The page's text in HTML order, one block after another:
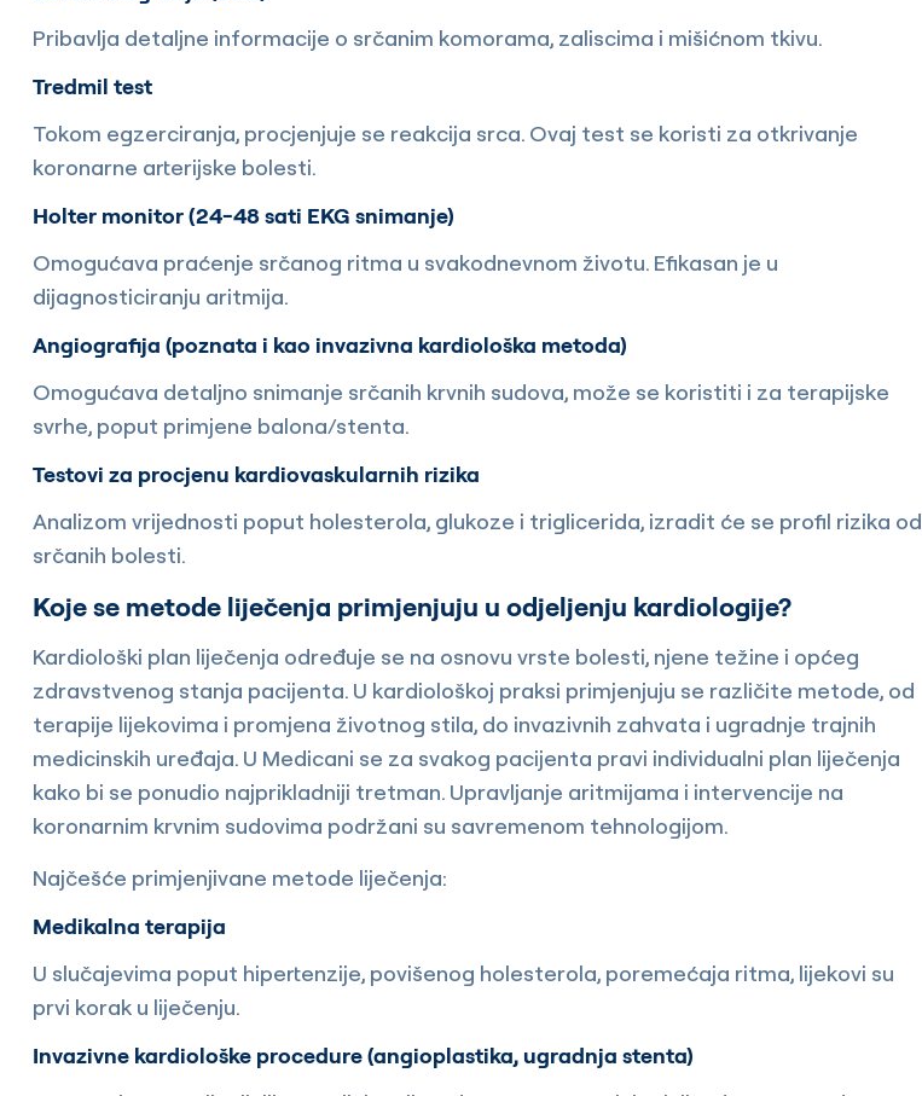
Pribavlja detaljne informacije o srčanim komorama, zaliscima i mišićnom tkivu.
Tredmil test
Tokom egzerciranja, procjenjuje se reakcija srca. Ovaj test se koristi za otkrivanje
koronarne arterijske bolesti.
Holter monitor (24-48 sati EKG snimanje)
Omogućava praćenje srčanog ritma u svakodnevnom životu. Efikasan je u
dijagnosticiranju aritmija.
Angiografija (poznata i kao invazivna kardiološka metoda)
Omogućava detaljno snimanje srčanih krvnih sudova, može se koristiti i za terapijske
svrhe, poput primjene balona/stenta.
Testovi za procjenu kardiovaskularnih rizika
Analizom vrijednosti poput holesterola, glukoze i triglicerida, izradit će se profil rizika od
srčanih bolesti.
Koje se metode liječenja primjenjuju u odjeljenju kardiologije?
Kardiološki plan liječenja određuje se na osnovu vrste bolesti, njene težine i općeg
zdravstvenog stanja pacijenta. U kardiološkoj praksi primjenjuju se različite metode, od
terapije lijekovima i promjena životnog stila, do invazivnih zahvata i ugradnje trajnih
medicinskih uređaja. U Medicani se za svakog pacijenta pravi individualni plan liječenja
kako bi se ponudio najprikladniji tretman. Upravljanje aritmijama i intervencije na
koronarnim krvnim sudovima podržani su savremenom tehnologijom.
Najčešće primjenjivane metode liječenja:
Medikalna terapija
U slučajevima poput hipertenzije, povišenog holesterola, poremećaja ritma, lijekovi su
prvi korak u liječenju.
Invazivne kardiološke procedure (angioplastika, ugradnja stenta)